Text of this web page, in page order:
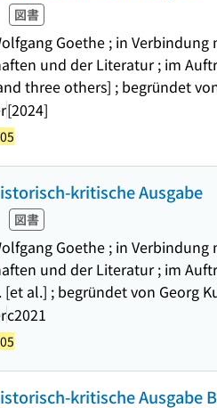
図書
Goethe ; in Verbindung
und der Literatur ; im
three others] ; begründet
[2024]
kritische Ausgabe
図書
Goethe ; in Verbindung
und der Literatur ; im
[et al.] ; begründet von Georg
c2021
kritische Ausgabe